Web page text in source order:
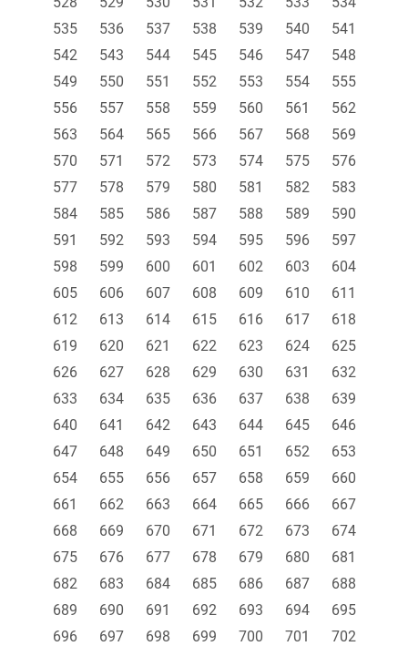
535
536 537 538 539 540
541
542
543 544 545 546 547
548
549
550 551 552 553 554
555
556
557 558 559 560 561
562
563
564 565 566 567 568
569
570
571 572 573 574 575
576
577
578 579 580 581 582
583
584
585 586 587 588 589
590
591
592 593 594 595 596
597
598
599 600 601 602 603
604
605
606 607 608 609 610
611
612
613 614 615 616 617
618
619
620 621 622 623 624
625
626
627 628 629 630 631
632
633
634 635 636 637 638
639
640
641 642 643 644 645
646
647
648 649 650 651 652
653
654
655 656 657 658 659
660
661
662 663 664 665 666
667
668
669 670 671 672 673
674
675
676 677 678 679 680
681
682
683 684 685 686 687
688
689
690 691 692 693 694
695
696
697 698 699 700 701
702